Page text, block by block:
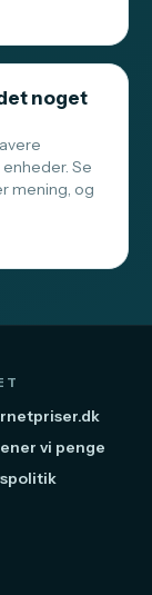
noget
Se
mening, og
vi penge